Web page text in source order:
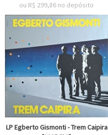
ou R$ 299,86 no depósito
LP Egberto Gismonti - Trem Caipira